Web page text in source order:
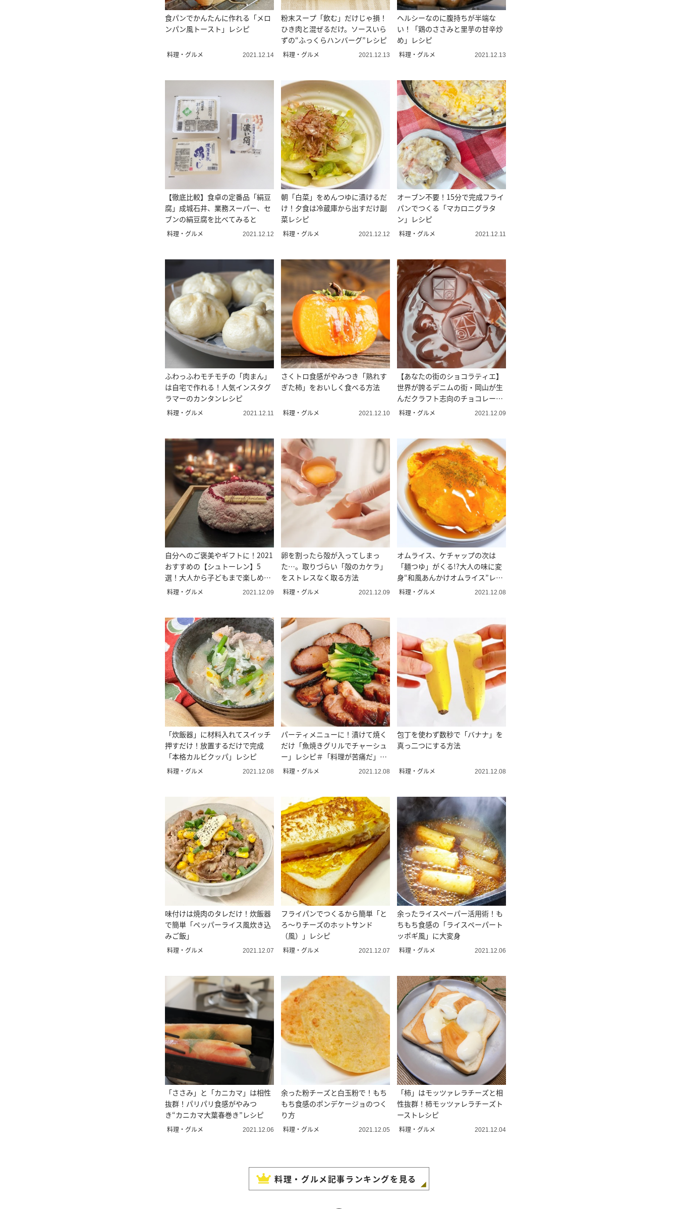
食パンでかんたんに作れる「メロ
ンパン風トースト」レシピ
料理・グルメ 2021.12.14
粉末スープ「飲む」だけじゃ損！
ひき肉と混ぜるだけ。ソースいら
ずの“ふっくらハンバーグ”レシピ
料理・グルメ 2021.12.13
ヘルシーなのに腹持ちが半端な
い！「鶏のささみと里芋の甘辛炒
め」レシピ
料理・グルメ 2021.12.13
【徹底比較】食卓の定番品「絹豆
腐」成城石井、業務スーパー、セ
ブンの絹豆腐を比べてみると
料理・グルメ 2021.12.12
朝「白菜」をめんつゆに漬けるだ
け！夕食は冷蔵庫から出すだけ副
菜レシピ
料理・グルメ 2021.12.12
オーブン不要！15分で完成フライ
パンでつくる「マカロニグラタ
ン」レシピ
料理・グルメ 2021.12.11
ふわっふわモチモチの「肉まん」
は自宅で作れる！人気インスタグ
ラマーのカンタンレシピ
料理・グルメ 2021.12.11
さくトロ食感がやみつき「熟れす
ぎた柿」をおいしく食べる方法
料理・グルメ 2021.12.10
【あなたの街のショコラティエ】
世界が誇るデニムの街・岡山が生
んだクラフト志向のチョコレート
「Bean to Bar」の魅力
料理・グルメ 2021.12.09
自分へのご褒美やギフトに！2021
おすすめの【シュトーレン】5
選！大人から子どもまで楽しめる
スイーツ
料理・グルメ 2021.12.09
卵を割ったら殻が入ってしまっ
た…。取りづらい「殻のカケラ」
をストレスなく取る方法
料理・グルメ 2021.12.09
オムライス、ケチャップの次は
「麺つゆ」がくる!?大人の味に変
身“和風あんかけオムライス”レシ
ピ
料理・グルメ 2021.12.08
「炊飯器」に材料入れてスイッチ
押すだけ！放置するだけで完成
「本格カルビクッパ」レシピ
料理・グルメ 2021.12.08
パーティメニューに！漬けて焼く
だけ「魚焼きグリルでチャーシュ
ー」レシピ＃「料理が苦痛だ」の
著者 本多理恵子直伝
料理・グルメ 2021.12.08
包丁を使わず数秒で「バナナ」を
真っ二つにする方法
料理・グルメ 2021.12.08
味付けは焼肉のタレだけ！炊飯器
で簡単「ペッパーライス風炊き込
みご飯」
料理・グルメ 2021.12.07
フライパンでつくるから簡単「と
ろ～りチーズのホットサンド
（風）」レシピ
料理・グルメ 2021.12.07
余ったライスペーパー活用術！も
ちもち食感の「ライスペーパート
ッポギ風」に大変身
料理・グルメ 2021.12.06
「ささみ」と「カニカマ」は相性
抜群！パリパリ食感がやみつ
き“カニカマ大葉春巻き”レシピ
料理・グルメ 2021.12.06
余った粉チーズと白玉粉で！もち
もち食感のポンデケージョのつく
り方
料理・グルメ 2021.12.05
「柿」はモッツァレラチーズと相
性抜群！柿モッツァレラチーズト
ーストレシピ
料理・グルメ 2021.12.04
料理・グルメ記事ランキングを見る